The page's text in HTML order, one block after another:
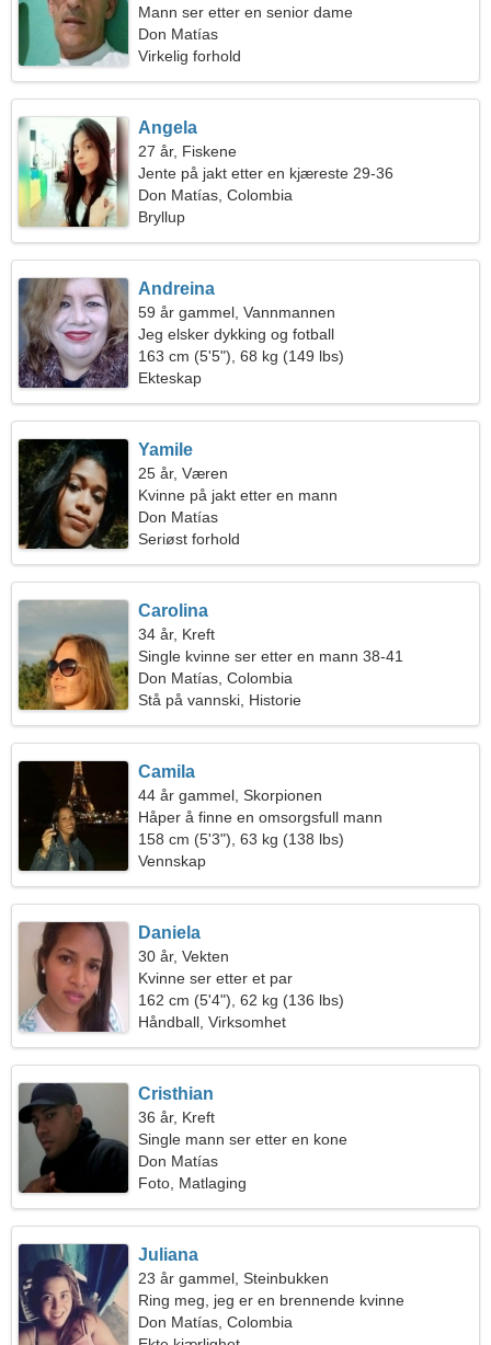
Mann ser etter en senior dame
Don Matías
Virkelig forhold
Angela
27 år, Fiskene
Jente på jakt etter en kjæreste 29-36
Don Matías, Colombia
Bryllup
Andreina
59 år gammel, Vannmannen
Jeg elsker dykking og fotball
163 cm (5'5"), 68 kg (149 lbs)
Ekteskap
Yamile
25 år, Væren
Kvinne på jakt etter en mann
Don Matías
Seriøst forhold
Carolina
34 år, Kreft
Single kvinne ser etter en mann 38-41
Don Matías, Colombia
Stå på vannski, Historie
Camila
44 år gammel, Skorpionen
Håper å finne en omsorgsfull mann
158 cm (5'3"), 63 kg (138 lbs)
Vennskap
Daniela
30 år, Vekten
Kvinne ser etter et par
162 cm (5'4"), 62 kg (136 lbs)
Håndball, Virksomhet
Cristhian
36 år, Kreft
Single mann ser etter en kone
Don Matías
Foto, Matlaging
Juliana
23 år gammel, Steinbukken
Ring meg, jeg er en brennende kvinne
Don Matías, Colombia